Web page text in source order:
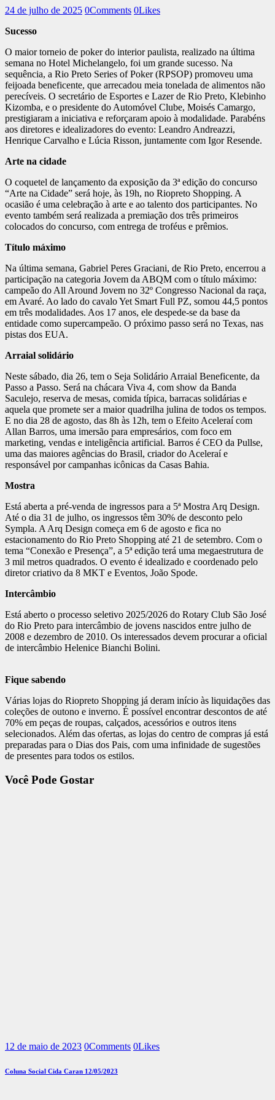
24 de julho de 2025 0Comments 0Likes
Sucesso
O maior torneio de poker do interior paulista, realizado na última
semana no Hotel Michelangelo, foi um grande sucesso. Na
sequência, a Rio Preto Series of Poker (RPSOP) promoveu uma
feijoada beneficente, que arrecadou meia tonelada de alimentos não
perecíveis. O secretário de Esportes e Lazer de Rio Preto, Klebinho
Kizomba, e o presidente do Automóvel Clube, Moisés Camargo,
prestigiaram a iniciativa e reforçaram apoio à modalidade. Parabéns
aos diretores e idealizadores do evento: Leandro Andreazzi,
Henrique Carvalho e Lúcia Risson, juntamente com Igor Resende.
Arte na cidade
O coquetel de lançamento da exposição da 3ª edição do concurso
“Arte na Cidade” será hoje, às 19h, no Riopreto Shopping. A
ocasião é uma celebração à arte e ao talento dos participantes. No
evento também será realizada a premiação dos três primeiros
colocados do concurso, com entrega de troféus e prêmios.
Título máximo
Na última semana, Gabriel Peres Graciani, de Rio Preto, encerrou a
participação na categoria Jovem da ABQM com o título máximo:
campeão do All Around Jovem no 32º Congresso Nacional da raça,
em Avaré. Ao lado do cavalo Yet Smart Full PZ, somou 44,5 pontos
em três modalidades. Aos 17 anos, ele despede-se da base da
entidade como supercampeão. O próximo passo será no Texas, nas
pistas dos EUA.
Arraial solidário
Neste sábado, dia 26, tem o Seja Solidário Arraial Beneficente, da
Passo a Passo. Será na chácara Viva 4, com show da Banda
Saculejo, reserva de mesas, comida típica, barracas solidárias e
aquela que promete ser a maior quadrilha julina de todos os tempos.
E no dia 28 de agosto, das 8h às 12h, tem o Efeito Aceleraí com
Allan Barros, uma imersão para empresários, com foco em
marketing, vendas e inteligência artificial. Barros é CEO da Pullse,
uma das maiores agências do Brasil, criador do Aceleraí e
responsável por campanhas icônicas da Casas Bahia.
Mostra
Está aberta a pré-venda de ingressos para a 5ª Mostra Arq Design.
Até o dia 31 de julho, os ingressos têm 30% de desconto pelo
Sympla. A Arq Design começa em 6 de agosto e fica no
estacionamento do Rio Preto Shopping até 21 de setembro. Com o
tema “Conexão e Presença”, a 5ª edição terá uma megaestrutura de
3 mil metros quadrados. O evento é idealizado e coordenado pelo
diretor criativo da 8 MKT e Eventos, João Spode.
Intercâmbio
Está aberto o processo seletivo 2025/2026 do Rotary Club São José
do Rio Preto para intercâmbio de jovens nascidos entre julho de
2008 e dezembro de 2010. Os interessados devem procurar a oficial
de intercâmbio Helenice Bianchi Bolini.
Fique sabendo
Várias lojas do Riopreto Shopping já deram início às liquidações das
coleções de outono e inverno. É possível encontrar descontos de até
70% em peças de roupas, calçados, acessórios e outros itens
selecionados. Além das ofertas, as lojas do centro de compras já está
preparadas para o Dias dos Pais, com uma infinidade de sugestões
de presentes para todos os estilos.
Você Pode Gostar
12 de maio de 2023 0Comments 0Likes
Coluna Social Cida Caran 12/05/2023